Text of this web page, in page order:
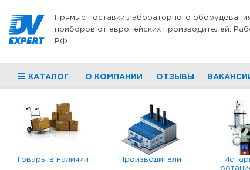
Прямые поставки лабораторного
приборов от европейских производителей.
РФ
КАТАЛОГ О КОМПАНИИ ОТЗЫВЫ
Товары в наличии Производители